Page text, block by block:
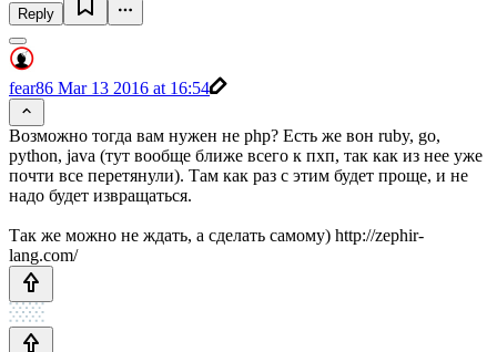
Reply
fear86 Mar 13 2016 at 16:54
Возможно тогда вам нужен не php? Есть же вон ruby, go,
python, java (тут вообще ближе всего к пхп, так как из нее уже
почти все перетянули). Там как раз с этим будет проще, и не
надо будет извращаться.
Так же можно не ждать, а сделать самому) http://zephir-
lang.com/